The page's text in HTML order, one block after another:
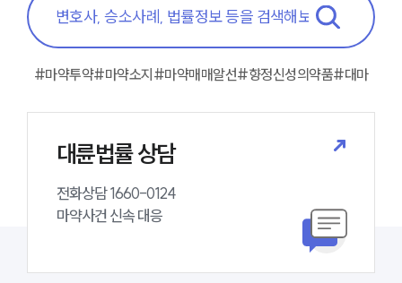
소식/자료
언론보도
#마약투약#마약소지#마약매매알선#향정신성의약품#대마
대륜법률 상담
전화상담 1660-0124
마약사건 신속 대응